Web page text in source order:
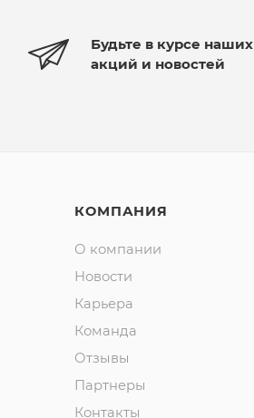
Будьте в курсе наших
акций и новостей
КОМПАНИЯ
О компании
Новости
Карьера
Команда
Отзывы
Партнеры
Контакты